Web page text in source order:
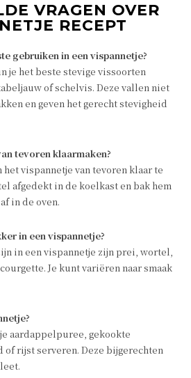
VRAGEN OVER
RECEPT
gebruiken in een vispannetje?
je het beste stevige vissoorten
of schelvis. Deze vallen niet
en geven het gerecht stevigheid
tevoren klaarmaken?
vispannetje van tevoren klaar te
afgedekt in de koelkast en bak hem
in de oven.
in een vispannetje?
in een vispannetje zijn prei, wortel,
Je kunt variëren naar smaak
aardappelpuree, gekookte
of rijst serveren. Deze bijgerechten